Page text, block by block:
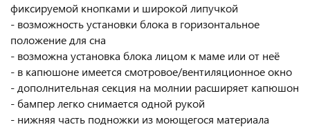
фиксируемой кнопками и широкой липучкой
- возможность установки блока в горизонтальное
положение для сна
- возможна установка блока лицом к маме или от неё
- в капюшоне имеется смотровое/вентиляционное окно
- дополнительная секция на молнии расширяет капюшон
- бампер легко снимается одной рукой
- нижняя часть подножки из моющегося материала